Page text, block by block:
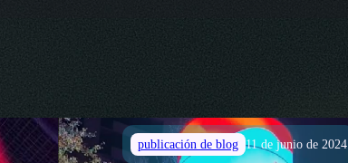
publicación de blog 11 de junio de 2024